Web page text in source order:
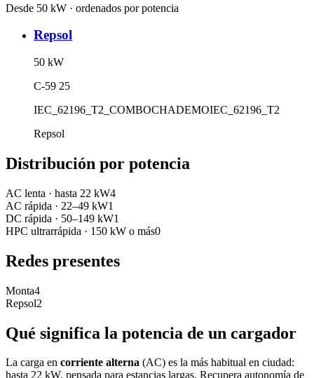
Desde 50 kW · ordenados por potencia
Repsol
50 kW
C-59 25
IEC_62196_T2_COMBOCHADEMOIEC_62196_T2
Repsol
Distribución por potencia
AC lenta · hasta 22 kW4
AC rápida · 22–49 kW1
DC rápida · 50–149 kW1
HPC ultrarrápida · 150 kW o más0
Redes presentes
Monta4
Repsol2
Qué significa la potencia de un cargador
La carga en corriente alterna (AC) es la más habitual en ciudad:
hasta 22 kW, pensada para estancias largas. Recupera autonomía de